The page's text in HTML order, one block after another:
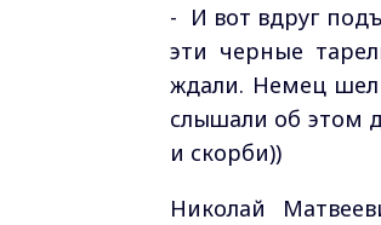
- И вот вдруг
эти черные
ждали. Немец шел
слышали об этом
и скорби))
Николай